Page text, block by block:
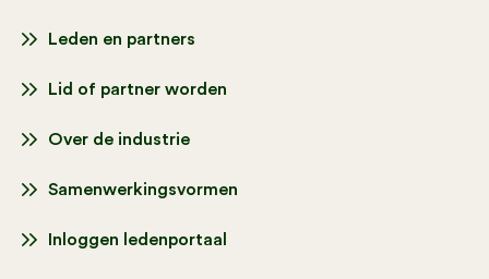
Leden en partners
Lid of partner worden
Over de industrie
Samenwerkingsvormen
Inloggen ledenportaal